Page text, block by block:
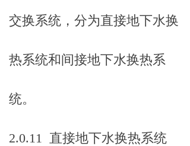
交换系统，分为直接地下水换
热系统和间接地下水换热系
统。
2.0.11 直接地下水换热系统